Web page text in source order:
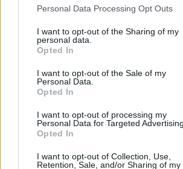
Please note that this website/app uses one
not limited to your visit or usage behaviour.
grant or deny consent to Google and its
use your data for below specified purposes
consent section.
Personal Data Processing Opt Outs
I want to opt-out of the Sharing of my
personal data.
Opted In
I want to opt-out of the Sale of my
Personal Data.
Opted In
I want to opt-out of processing my
Personal Data for Targeted Advertising.
Opted In
I want to opt-out of Collection, Use,
Retention, Sale, and/or Sharing of my
mocsaras, tavi környezetre utalnak, míg a
életközösségét reprezentálják. Az
valamint a lelőhely pár millió évvel
feltételezhető, hogy az itt folytatott
jelentősen különböző összetételű
betekinteni, melynek teljes
gyűjtőmunka szükséges a területen” –
ásatások vezetője.